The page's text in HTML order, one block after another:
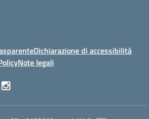
Dichiarazione di accessibilità
Note legali